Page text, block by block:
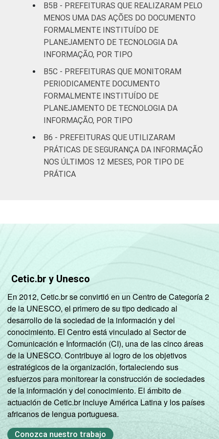
Norte -
Mais de 20
mil até 50
mil
habitantes
20 74
Norte -
Mais de 50
mil até 100
mil
13 81
Norte -
Mais de
Até 5 mil
23 71 6
mil até 10
mil
habitantes
Nordeste -
Mais de 10
mil até 20
mil
habitantes
26 67 6
Nordeste -
Mais de 20
mil até 50
B5B - PREFEITURAS QUE REALIZARAM PELO
MENOS UMA DAS AÇÕES DO DOCUMENTO
FORMALMENTE INSTITUÍDO DE
PLANEJAMENTO DE TECNOLOGIA DA
INFORMAÇÃO, POR TIPO
B5C - PREFEITURAS QUE MONITORAM
PERIODICAMENTE DOCUMENTO
FORMALMENTE INSTITUÍDO DE
PLANEJAMENTO DE TECNOLOGIA DA
INFORMAÇÃO, POR TIPO
B6 - PREFEITURAS QUE UTILIZARAM
PRÁTICAS DE SEGURANÇA DA INFORMAÇÃO
NOS ÚLTIMOS 12 MESES, POR TIPO DE
PRÁTICA
Cetic.br y Unesco
En 2012, Cetic.br se convirtió en un Centro de Categoría 2
de la UNESCO, el primero de su tipo dedicado al
desarrollo de la sociedad de la información y del
conocimiento. El Centro está vinculado al Sector de
Comunicación e Información (CI), una de las cinco áreas
de la UNESCO. Contribuye al logro de los objetivos
estratégicos de la organización, fortaleciendo sus
esfuerzos para monitorear la construcción de sociedades
de la información y del conocimiento. El ámbito de
actuación de Cetic.br incluye América Latina y los países
africanos de lengua portuguesa.
Conozca nuestro trabajo